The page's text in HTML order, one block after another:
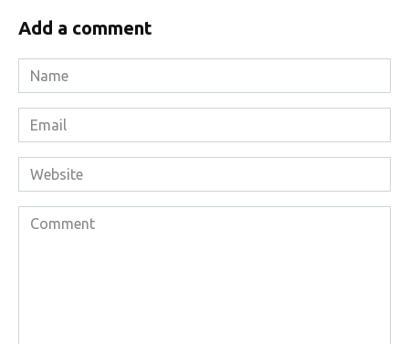
Add a comment
Name
*
Email
*
Website
Comment